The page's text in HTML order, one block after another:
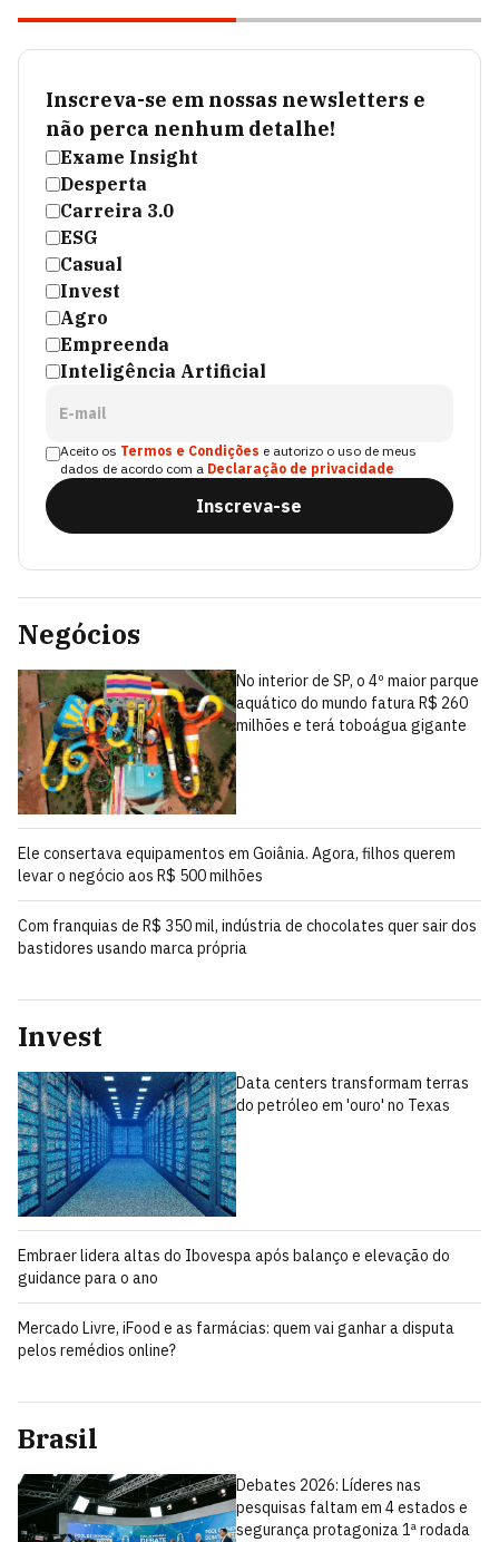
Inscreva-se em nossas newsletters e
não perca nenhum detalhe!
Exame Insight
Desperta
Carreira 3.0
ESG
Casual
Invest
Agro
Empreenda
Inteligência Artificial
E-mail
Aceito os Termos e Condições e autorizo o uso de meus
dados de acordo com a Declaração de privacidade
Inscreva-se
Negócios
No interior de SP, o 4º maior parque
aquático do mundo fatura R$ 260
milhões e terá toboágua gigante
Ele consertava equipamentos em Goiânia. Agora, filhos querem
levar o negócio aos R$ 500 milhões
Com franquias de R$ 350 mil, indústria de chocolates quer sair dos
bastidores usando marca própria
Invest
Data centers transformam terras
do petróleo em 'ouro' no Texas
Embraer lidera altas do Ibovespa após balanço e elevação do
guidance para o ano
Mercado Livre, iFood e as farmácias: quem vai ganhar a disputa
pelos remédios online?
Brasil
Debates 2026: Líderes nas
pesquisas faltam em 4 estados e
segurança protagoniza 1ª rodada